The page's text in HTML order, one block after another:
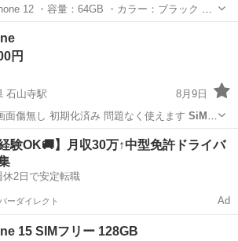
12 ・容量：64GB ・カラー：ブラック ・
購入時期：2022年11月 ・バッテリー最大容
円
石山寺駅
8月9日
面傷無し 初期化済み 問題なく使えます SiMフ
100%です 色は紫です
寺駅 ソフトバンク Pro
経験OK🚚】月収30万↑中型免許ドライバ
休2日で安定転職
ーダイレクト Ad
iPhone 15 SIMフリー 128GB